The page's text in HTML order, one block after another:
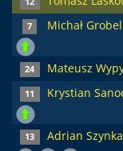
7 Michał
24 Mateusz
11 Krystian
13 Adrian Szynka